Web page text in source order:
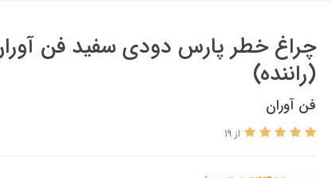
چراغ خطر پارس دودی سفید فن
(راننده)
فن آوران
از 19